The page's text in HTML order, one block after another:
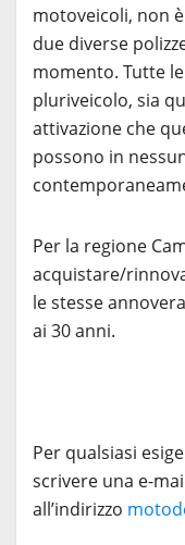
motoveicoli, non
due diverse
momento. Tutte
pluriveicolo, sia
attivazione che
possono in
Per la regione
acquistare/
le stesse
ai 30 anni.
Per qualsiasi
scrivere una e-
all’indirizzo